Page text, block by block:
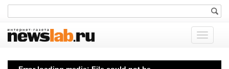
Показать
меню